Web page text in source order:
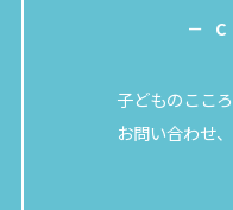
－
子どものここ
お問い合わせ